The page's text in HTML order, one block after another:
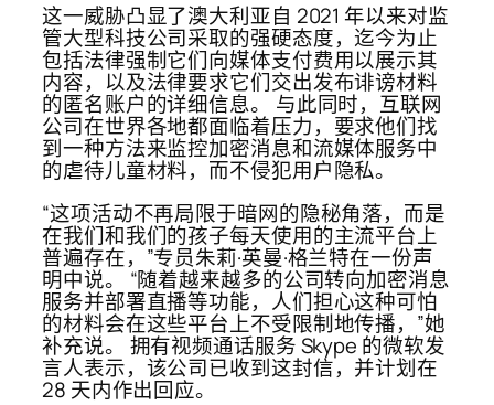
这一威胁凸显了澳大利亚自 2021 年以来对监
管大型科技公司采取的强硬态度，迄今为止
包括法律强制它们向媒体支付费用以展示其
内容，以及法律要求它们交出发布诽谤材料
的匿名账户的详细信息。 与此同时，互联网
公司在世界各地都面临着压力，要求他们找
到一种方法来监控加密消息和流媒体服务中
的虐待儿童材料，而不侵犯用户隐私。
“这项活动不再局限于暗网的隐秘角落，而是
在我们和我们的孩子每天使用的主流平台上
普遍存在，”专员朱莉·英曼·格兰特在一份声
明中说。 “随着越来越多的公司转向加密消息
服务并部署直播等功能，人们担心这种可怕
的材料会在这些平台上不受限制地传播，”她
补充说。 拥有视频通话服务 Skype 的微软发
言人表示，该公司已收到这封信，并计划在
28 天内作出回应。